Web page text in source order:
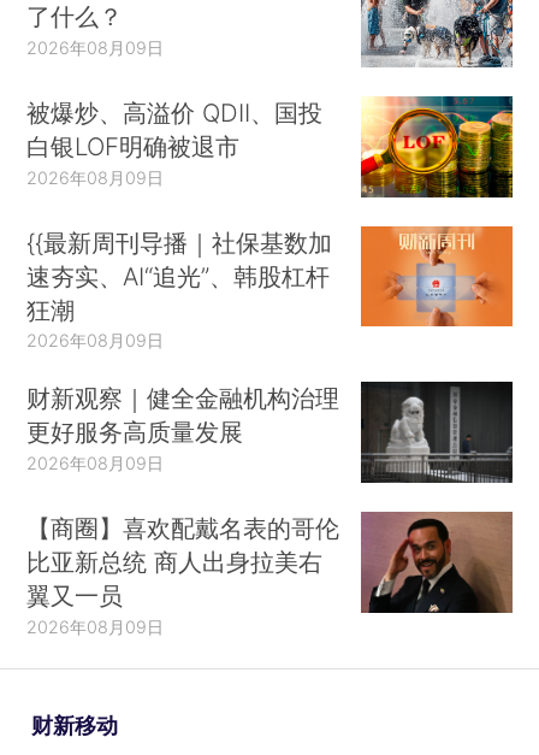
了什么？
2026年08月09日
被爆炒、高溢价 QDII、国投
白银LOF明确被退市
2026年08月09日
{{最新周刊导播｜社保基数加
速夯实、AI“追光”、韩股杠杆
狂潮
2026年08月09日
财新观察｜健全金融机构治理
更好服务高质量发展
2026年08月09日
【商圈】喜欢配戴名表的哥伦
比亚新总统 商人出身拉美右
翼又一员
2026年08月09日
财新移动